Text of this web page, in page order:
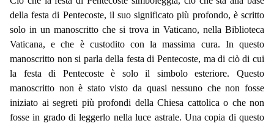
della festa di Pentecoste, il suo significato più profondo, è scritto
solo in un manoscritto che si trova in Vaticano, nella Biblioteca
Vaticana, e che è custodito con la massima cura. In questo
manoscritto non si parla della festa di Pentecoste, ma di ciò di cui
la festa di Pentecoste è solo il simbolo esteriore. Questo
manoscritto non è stato visto da quasi nessuno che non fosse
iniziato ai segreti più profondi della Chiesa cattolica o che non
fosse in grado di leggerlo nella luce astrale. Una copia di questo